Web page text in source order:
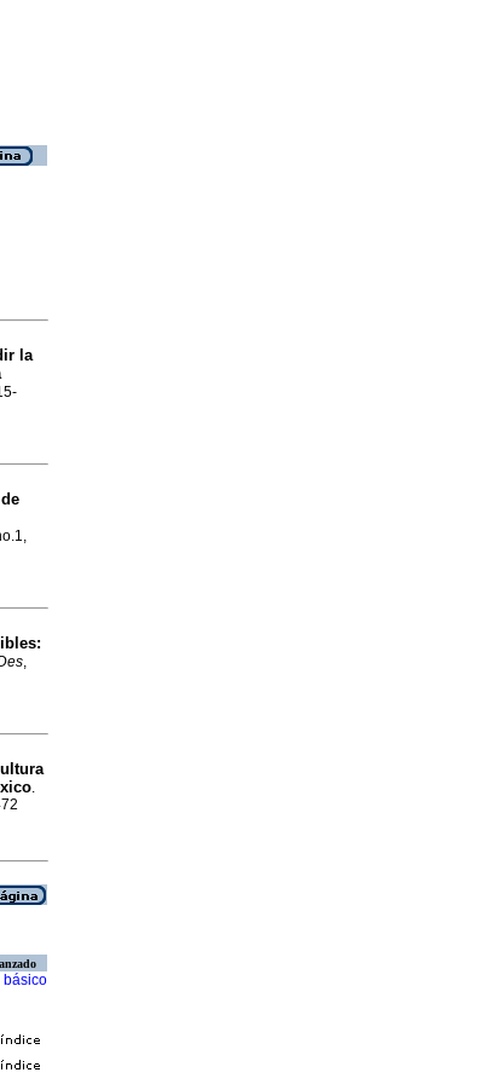
la
,
.
básico